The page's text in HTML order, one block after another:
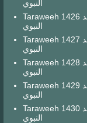
النبوي
Taraweeh 1426 صلاة التراويح من المسجد
النبوي
Taraweeh 1427 صلاة التراويح من المسجد
النبوي
Taraweeh 1428 صلاة التراويح من المسجد
النبوي
Taraweeh 1429 صلاة التراويح من المسجد
النبوي
Taraweeh 1430 صلاة التراويح من المسجد
النبوي